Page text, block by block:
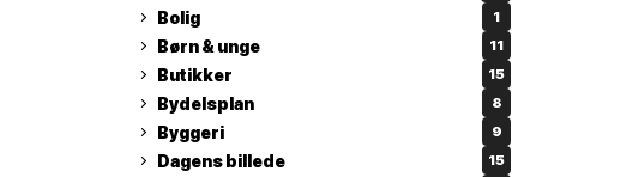
Bolig 1
Børn & unge 11
Butikker 15
Bydelsplan 8
Byggeri 9
Dagens billede 15